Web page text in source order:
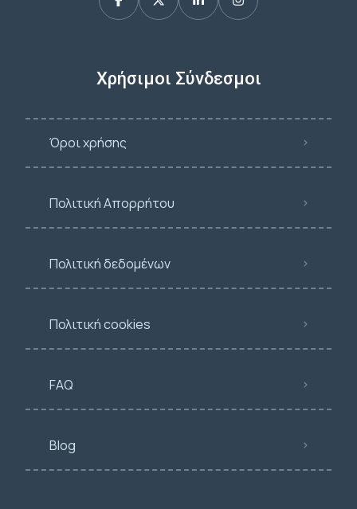
Χρήσιμοι Σύνδεσμοι
Όροι χρήσης
Πολιτική Απορρήτου
Πολιτική δεδομένων
Πολιτική cookies
FAQ
Blog